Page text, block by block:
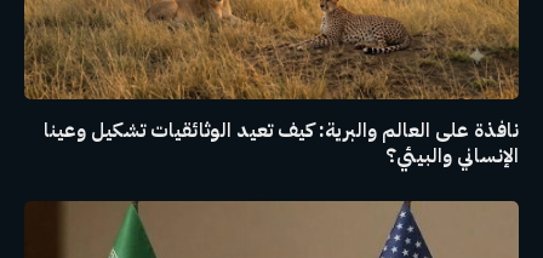
نافذة على العالم والبرية: كيف تعيد الوثائقيات تشكيل وعينا
الإنساني والبيئي؟